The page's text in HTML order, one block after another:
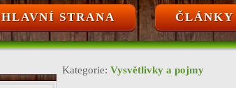
HLAVNÍ STRANA ČLÁNKY
Kategorie: Vysvětlivky a pojmy